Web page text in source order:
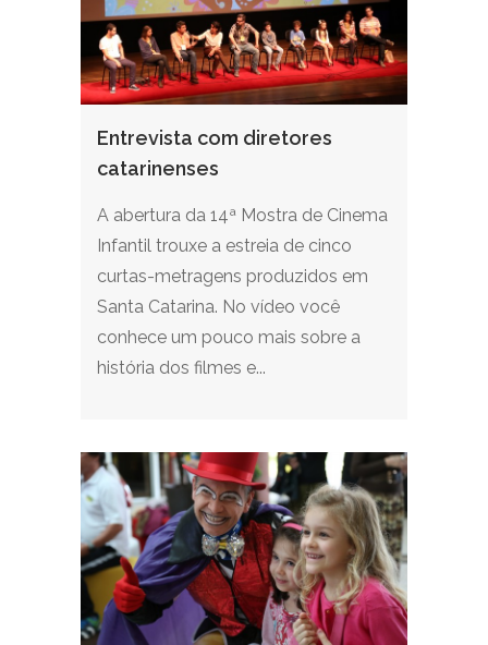
Entrevista com diretores
catarinenses
A abertura da 14ª Mostra de Cinema
Infantil trouxe a estreia de cinco
curtas-metragens produzidos em
Santa Catarina. No vídeo você
conhece um pouco mais sobre a
história dos filmes e...